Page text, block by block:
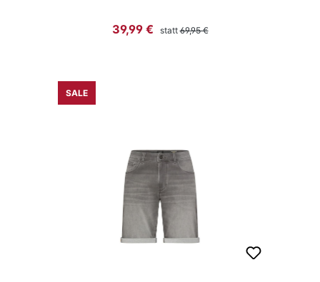
Verkaufspreis:
39,99 € statt Regulärer Preis:
69,95 €
SALE